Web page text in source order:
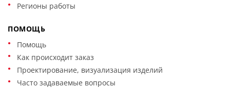
Регионы работы
ПОМОЩЬ
Помощь
Как происходит заказ
Проектирование, визуализация изделий
Часто задаваемые вопросы